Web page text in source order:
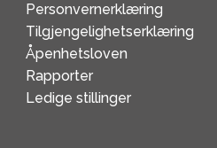
Personvernerklæring
Tilgjengelighetserklæring
Åpenhetsloven
Rapporter
Ledige stillinger